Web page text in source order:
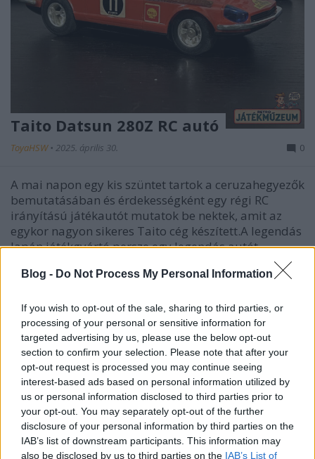
Blog - Do Not Process My Personal Information
If you wish to opt-out of the sale, sharing to third parties, or
processing of your personal or sensitive information for
targeted advertising by us, please use the below opt-out
section to confirm your selection. Please note that after your
opt-out request is processed you may continue seeing
interest-based ads based on personal information utilized by
us or personal information disclosed to third parties prior to
your opt-out. You may separately opt-out of the further
disclosure of your personal information by third parties on the
IAB’s list of downstream participants. This information may
also be disclosed by us to third parties on the IAB’s List of
Taito Datsun 280Z RC autó
ToyaHSW • 2025. április 30. 0
A mai napon egy kis szüntet tartok a ceruzahegyezők
bemutatásában és érdekességként egy régi RC
irányítású játékautót mutatok be nektek, amit az
egykor nagyon sikeres Taito cég készített.A legendás
Japán játékgyártó persze egy legendás autót
dolgozott fel a gyerekek számára a 80-as években
annyira…